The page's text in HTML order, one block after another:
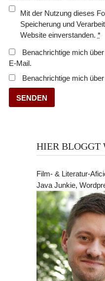
Mit der Nutzung dieses
Speicherung und
Website einverstanden. *
Benachrichtige mich
E-Mail.
Benachrichtige mich
HIER BLOGGT
Film- & Literatur-
Java Junkie,